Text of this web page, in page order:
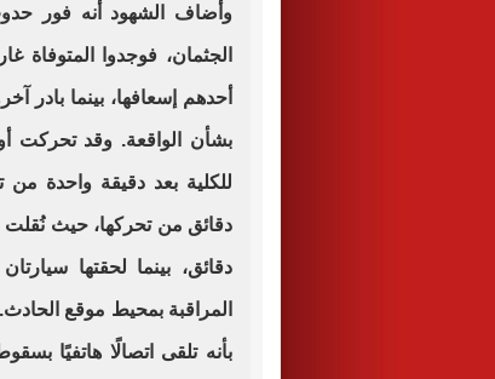
وأضاف الشهود أنه فور
الجثمان، فوجدوا المتوفاة
أحدهم إسعافها، بينما بادر
بشأن الواقعة. وقد تحركت
للكلية بعد دقيقة واحدة
دقائق من تحركها، حيث
دقائق، بينما لحقتها
المراقبة بمحيط موقع الحادث.
بأنه تلقى اتصالًا هاتفيًا